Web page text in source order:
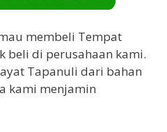
membeli Tempat
beli di perusahaan kami.
Tapanuli dari bahan
kami menjamin